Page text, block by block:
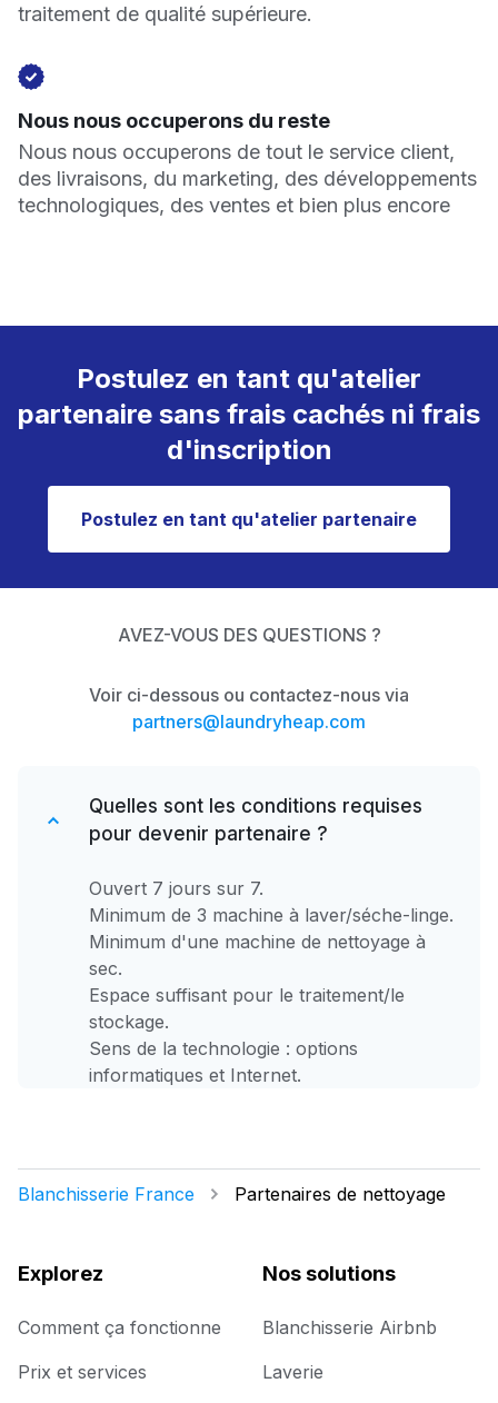
traitement de qualité supérieure.
Nous nous occuperons du reste
Nous nous occuperons de tout le service client,
des livraisons, du marketing, des développements
technologiques, des ventes et bien plus encore
Postulez en tant qu'atelier
partenaire sans frais cachés ni frais
d'inscription
Postulez en tant qu'atelier partenaire
AVEZ-VOUS DES QUESTIONS ?
Voir ci-dessous ou contactez-nous via
partners@laundryheap.com
Quelles sont les conditions requises
pour devenir partenaire ?
Ouvert 7 jours sur 7.
Minimum de 3 machine à laver/séche-linge.
Minimum d'une machine de nettoyage à
sec.
Espace suffisant pour le traitement/le
stockage.
Sens de la technologie : options
informatiques et Internet.
Blanchisserie France Partenaires de nettoyage
Explorez
Comment ça fonctionne
Prix et services
Nos solutions
Blanchisserie Airbnb
Laverie